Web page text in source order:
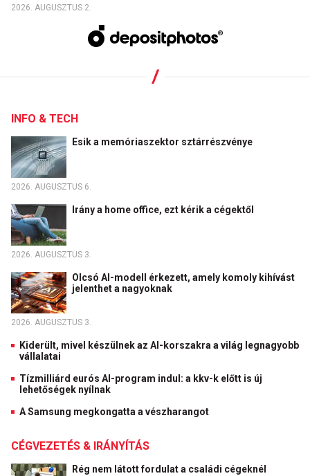
2026. AUGUSZTUS 2.
INFO & TECH
Esik a memóriaszektor sztárrészvénye
2026. AUGUSZTUS 6.
Irány a home office, ezt kérik a cégektől
2026. AUGUSZTUS 3.
Olcsó AI-modell érkezett, amely komoly kihívást
jelenthet a nagyoknak
2026. AUGUSZTUS 3.
Kiderült, mivel készülnek az AI-korszakra a világ legnagyobb
vállalatai
Tízmilliárd eurós AI-program indul: a kkv-k előtt is új
lehetőségek nyílnak
A Samsung megkongatta a vészharangot
CÉGVEZETÉS & IRÁNYÍTÁS
Rég nem látott fordulat a családi cégeknél